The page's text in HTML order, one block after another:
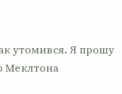
утомився. Я прошу
Меклтона